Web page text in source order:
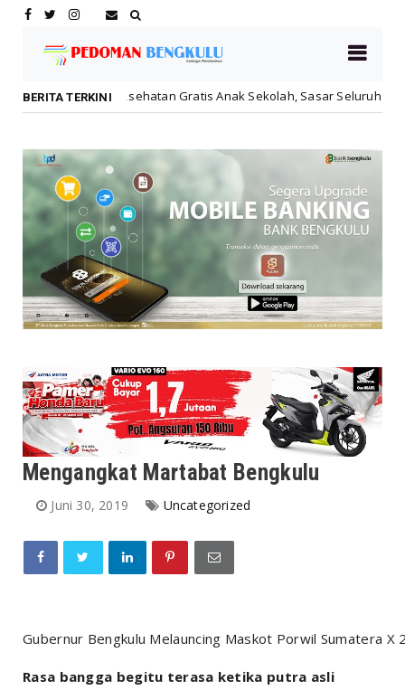
BERITA TERKINI
Gratis Anak Sekolah, Sasar Seluruh Sekolah Negeri dan Swasta
Mengangkat Martabat Bengkulu
Juni 30, 2019 Uncategorized
Gubernur Bengkulu Melauncing Maskot Porwil Sumatera X
Rasa bangga begitu terasa ketika putra asli